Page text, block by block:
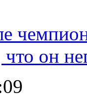
что он